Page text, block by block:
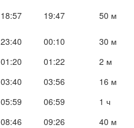
18:57 19:47 50 м
23:40 00:10
30 м
01:20 01:22
2 м
03:40 03:56
16 м
05:59 06:59
1 ч
08:46 09:26
40 м